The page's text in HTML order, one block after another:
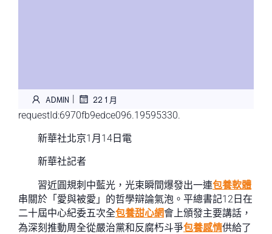
ADMIN | 22 1 月
requestId:6970fb9edce096.19595330.
新華社北京1月14日電
新華社記者
習近圓規刺中藍光，光束瞬間爆發出一連包養軟體
串關於「愛與被愛」的哲學辯論氣泡。平總書記12日在
二十屆中心紀委五次全包養甜心網會上頒發主要講話，
為深刻推動周全從嚴治黨和反腐朽斗爭包養感情供給了